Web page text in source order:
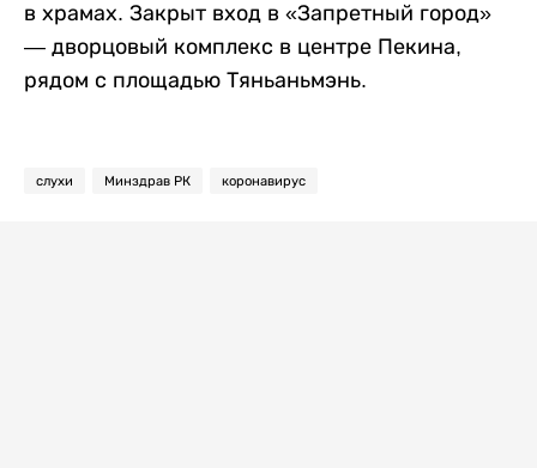
в храмах. Закрыт вход в «Запретный город»
— дворцовый комплекс в центре Пекина,
рядом с площадью Тяньаньмэнь.
слухи Минздрав РК коронавирус